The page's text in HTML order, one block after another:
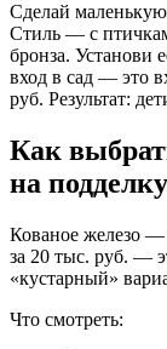
Сделай
Стиль — с
бронза. Установи
вход в сад — это
руб. Результат:
Как
на подделку
Кованое железо —
за 20 тыс. руб. —
«кустарный»
Что смотреть: